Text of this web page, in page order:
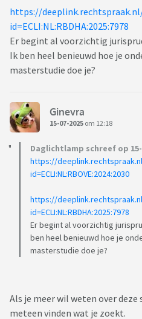
https://
id=ECLI:NL:RBDHA:2025:7978
Er begint al voorzichtig
Ik ben heel benieuwd hoe je
masterstudie doe je?
Ginevra
15-07-2025 om 12:18
Daglichtlamp schreef op 15-
https://
id=ECLI:NL:RBOVE:2024:2030
https://
id=ECLI:NL:RBDHA:2025:7978
Er begint al voorzichtig
ben heel benieuwd hoe je
masterstudie doe je?
Als je meer wil weten over
meteen vinden wat je zoekt.